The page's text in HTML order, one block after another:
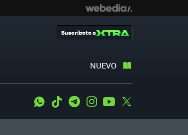
NUEVO
Suscríbete a
WhatsApp
Tiktok TelegramInstagramYoutube